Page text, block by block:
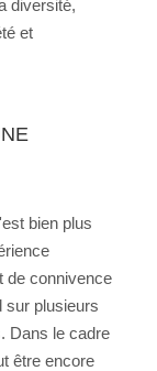
diversité,
et
bien plus
de connivence
sur plusieurs
Dans le cadre
être encore